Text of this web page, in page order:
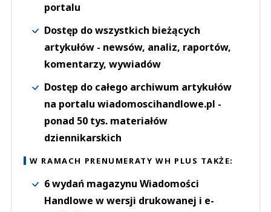
portalu
Dostęp do wszystkich bieżących
artykułów - newsów, analiz, raportów,
komentarzy, wywiadów
Dostęp do całego archiwum artykułów
na portalu wiadomoscihandlowe.pl -
ponad 50 tys. materiałów
dziennikarskich
W RAMACH PRENUMERATY WH PLUS TAKŻE:
6 wydań magazynu Wiadomości
Handlowe w wersji drukowanej i e-